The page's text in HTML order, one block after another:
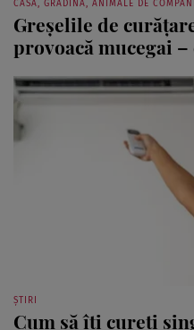
Greșelile de
provoacă mucegai
Cum să îți cureți